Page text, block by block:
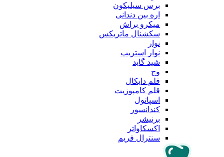
برس سیلیکون
اره بین دندانی
میکرو براش
سکشنال ماتریکس
نوار
نوار استریپ
شید گاید
وج
قلم دایکال
قلم کامپوزیت
اسپاتول
کندانسور
برنیشر
اکسکاواتر
سنترال فریم